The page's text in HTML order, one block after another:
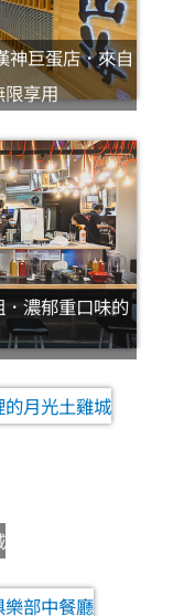
神巨蛋店．來自
限享用
濃郁重口味的